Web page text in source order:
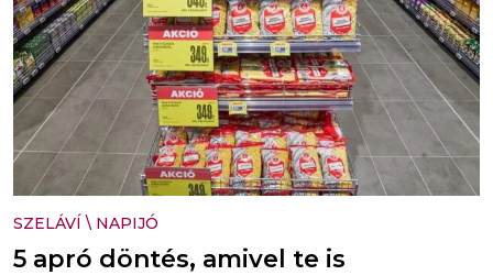
SZELÁVÍ \ NAPIJÓ
5 apró döntés, amivel te is